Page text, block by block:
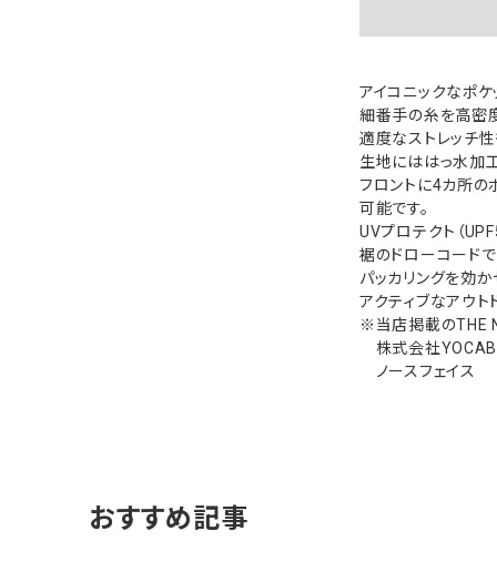
アイコニックなポケ
細番手の糸を高密
適度なストレッチ
生地にははっ水加
フロントに4カ所の
可能です。
UVプロテクト（
裾のドローコード
パッカリングを効か
アクティブなアウト
※当店掲載のTHE
株式会社
ノースフェイス
おすすめ記事